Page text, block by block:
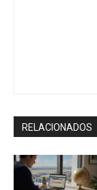
RELACIONADOS